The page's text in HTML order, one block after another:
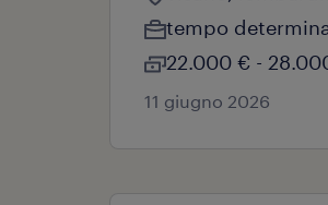
tempo
22.000 € -
11 giugno 2026